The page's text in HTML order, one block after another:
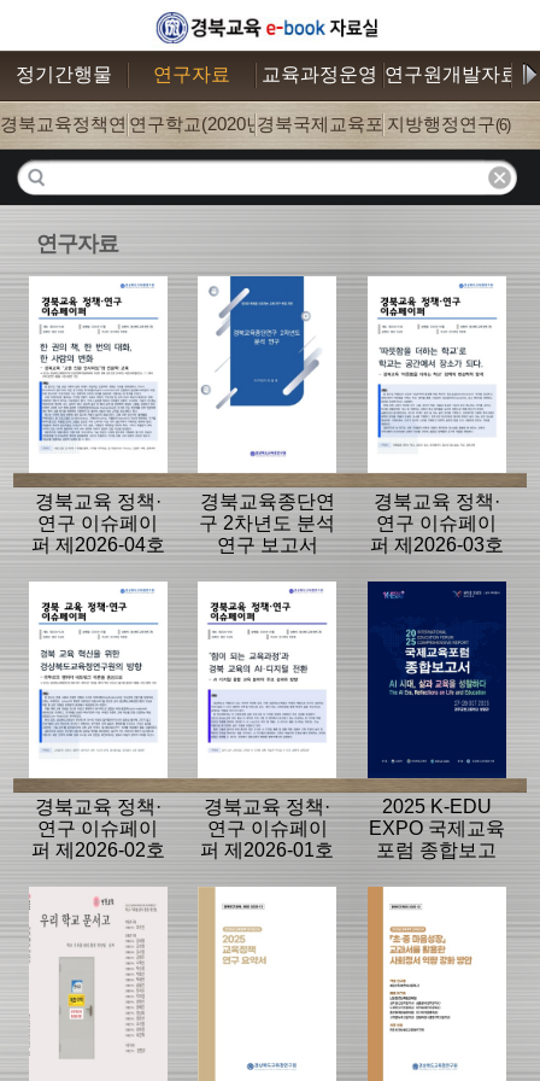
정기간행물 연구자료 교육과정운영 연구원개발자료
경북교육정책연구 (75)
연구학교(2020년까지)(1220)
경북국제교육포럼 (5)
지방행정연구(6)
연구자료
경북교육 정책·
연구 이슈페이
퍼 제2026-04호
번의 대화, 한 사
람의 변화 - 경북
교육 “교원 인문
인사이트”와 인
문학 교육)
경북교육종단연
구 2차년도 분석
연구 보고서
경북교육 정책·
연구 이슈페이
퍼 제2026-03호
는 학교’로 학교
소가 되다)
경북교육 정책·
연구 이슈페이
퍼 제2026-02호
을 위한 경상북
도교육청연구원
의 방향)
경북교육 정책·
연구 이슈페이
퍼 제2026-01호
과정'과 경북 교
육의 AI·디지털
전환)
2025 K-EDU
EXPO 국제교육
포럼 종합보고